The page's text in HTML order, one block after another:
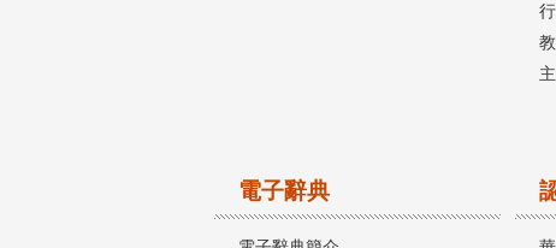
電子辭典